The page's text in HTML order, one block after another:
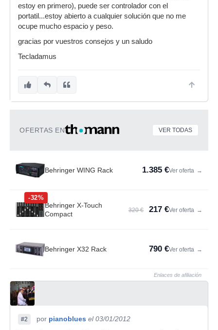
estoy en primero), puede ser controlador con el
portatil...estoy abierto a cualquier solución que no me
ocupe mucho espacio y peso.
gracias por vuestros consejos y un saludo
Tecladamus
OFERTAS EN VER TODAS
Behringer WING Rack 1.385 €Ver oferta →
-32%
Behringer X-Touch
Compact
320 € 217 €Ver oferta →
Behringer X32 Rack 790 €Ver oferta →
Enlaces de afiliación
#2 por pianoblues el 03/01/2012